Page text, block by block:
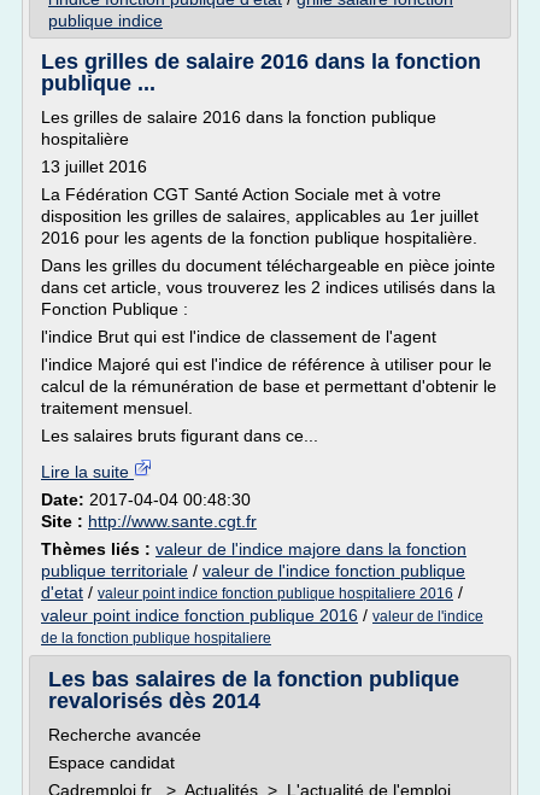
publique indice
Les grilles de salaire 2016 dans la fonction
publique ...
Les grilles de salaire 2016 dans la fonction publique
hospitalière
13 juillet 2016
La Fédération CGT Santé Action Sociale met à votre
disposition les grilles de salaires, applicables au 1er juillet
2016 pour les agents de la fonction publique hospitalière.
Dans les grilles du document téléchargeable en pièce jointe
dans cet article, vous trouverez les 2 indices utilisés dans la
Fonction Publique :
l'indice Brut qui est l'indice de classement de l'agent
l'indice Majoré qui est l'indice de référence à utiliser pour le
calcul de la rémunération de base et permettant d'obtenir le
traitement mensuel.
Les salaires bruts figurant dans ce...
Lire la suite
Date: 2017-04-04 00:48:30
Site : http://www.sante.cgt.fr
Thèmes liés : valeur de l'indice majore dans la fonction
publique territoriale / valeur de l'indice fonction publique
d'etat / valeur point indice fonction publique hospitaliere 2016 /
valeur point indice fonction publique 2016 / valeur de l'indice
de la fonction publique hospitaliere
Les bas salaires de la fonction publique
revalorisés dès 2014
Recherche avancée
Espace candidat
Cadremploi.fr > Actualités > L'actualité de l'emploi